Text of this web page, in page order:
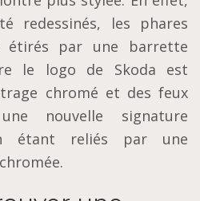
redessinés, les phares
étirés par une barrette
le logo de Skoda est
chromé et des feux
nouvelle signature
étant reliés par une